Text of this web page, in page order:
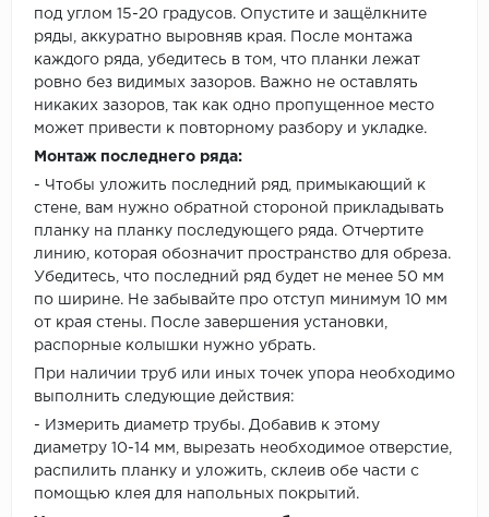
под углом 15-20 градусов. Опустите и защёлкните
ряды, аккуратно выровняв края. После монтажа
каждого ряда, убедитесь в том, что планки лежат
ровно без видимых зазоров. Важно не оставлять
никаких зазоров, так как одно пропущенное место
может привести к повторному разбору и укладке.
Монтаж последнего ряда:
- Чтобы уложить последний ряд, примыкающий к
стене, вам нужно обратной стороной прикладывать
планку на планку последующего ряда. Отчертите
линию, которая обозначит пространство для обреза.
Убедитесь, что последний ряд будет не менее 50 мм
по ширине. Не забывайте про отступ минимум 10 мм
от края стены. После завершения установки,
распорные колышки нужно убрать.
При наличии труб или иных точек упора необходимо
выполнить следующие действия:
- Измерить диаметр трубы. Добавив к этому
диаметру 10-14 мм, вырезать необходимое отверстие,
распилить планку и уложить, склеив обе части с
помощью клея для напольных покрытий.